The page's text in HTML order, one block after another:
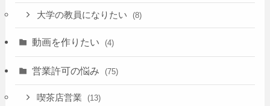
大学の教員になりたい (8)
動画を作りたい (4)
営業許可の悩み (75)
喫茶店営業 (13)